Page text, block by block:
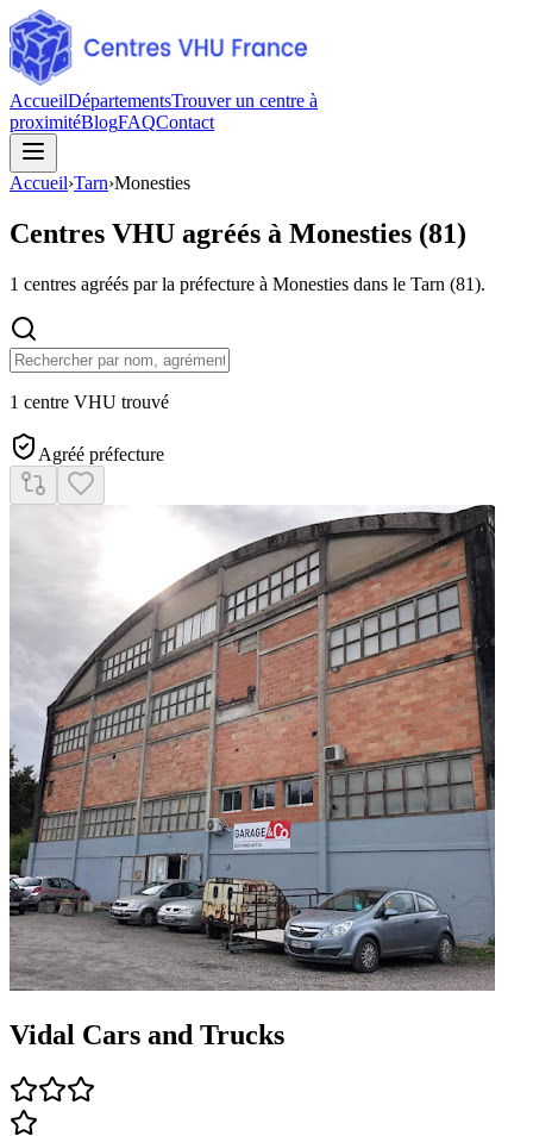
AccueilDépartementsTrouver un centre à
proximitéBlogFAQContact
Accueil›Tarn›Monesties
Centres VHU agréés à Monesties (81)
1 centres agréés par la préfecture à Monesties dans le Tarn (81).
1 centre VHU trouvé
Agréé préfecture
Vidal Cars and Trucks